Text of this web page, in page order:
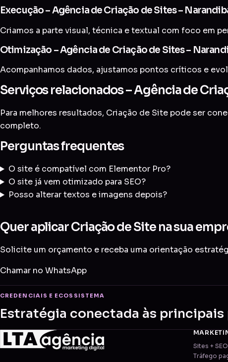
Execução – Agência de Criação de Sites –
Criamos a parte visual, técnica e textual com foco em
Otimização – Agência de Criação de Sites –
Acompanhamos dados, ajustamos pontos críticos e
Serviços relacionados – Agência de
Para melhores resultados, Criação de Site pode ser
completo.
Perguntas frequentes
O site é compatível com Elementor Pro?
O site já vem otimizado para SEO?
Posso alterar textos e imagens depois?
Quer aplicar Criação de Site na sua
Solicite um orçamento e receba uma orientação
Chamar no WhatsApp
CREDENCIAIS E ECOSSISTEMA
Estratégia conectada às
Sites +
Tráfego